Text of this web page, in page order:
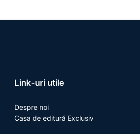
Link-uri utile
Despre noi
Casa de editură Exclusiv